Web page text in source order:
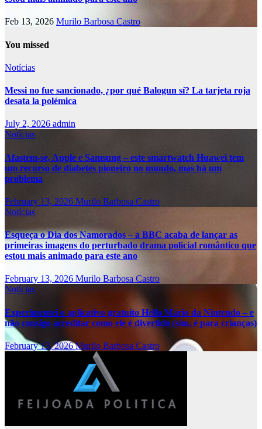
Feb 13, 2026 Murilo Barbosa Castro
You missed
Notícias
Messi no fue sancionado, ¿por qué Balogun sí? La tarjeta roja
desata la polémica
July 2, 2026 admin
Notícias
Afastem-se, Apple e Samsung – este smartwatch Huawei tem
um recurso de diabetes pioneiro no mundo, mas há um
problema
February 13, 2026 Murilo Barbosa Castro
Notícias
Esqueça o Dia dos Namorados – a BBC acaba de lançar as
primeiras imagens do perturbado drama policial romântico que
estou mais animado para este ano
February 13, 2026 Murilo Barbosa Castro
Notícias
Experimentei o aplicativo gratuito Hello Mario da Nintendo – e
não consigo acreditar como ele é divertido (sim, é para crianças)
February 13, 2026Murilo Barbosa Castro